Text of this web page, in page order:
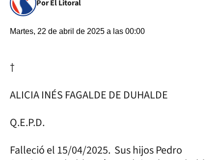
Por El Litoral
Martes, 22 de abril de 2025 a las 00:00
†
ALICIA INÉS FAGALDE DE DUHALDE
Q.E.P.D.
Falleció el 15/04/2025. Sus hijos Pedro